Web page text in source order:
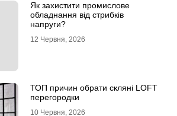
Як захистити промислове
обладнання від стрибків
напруги?
12 Червня, 2026
ТОП причин обрати скляні LOFT
перегородки
10 Червня, 2026